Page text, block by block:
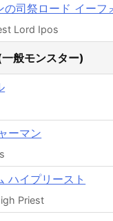
の司祭ロード イーフ
Lord Ipos
般モンスター)
ーマン
ハイプリースト
Priest